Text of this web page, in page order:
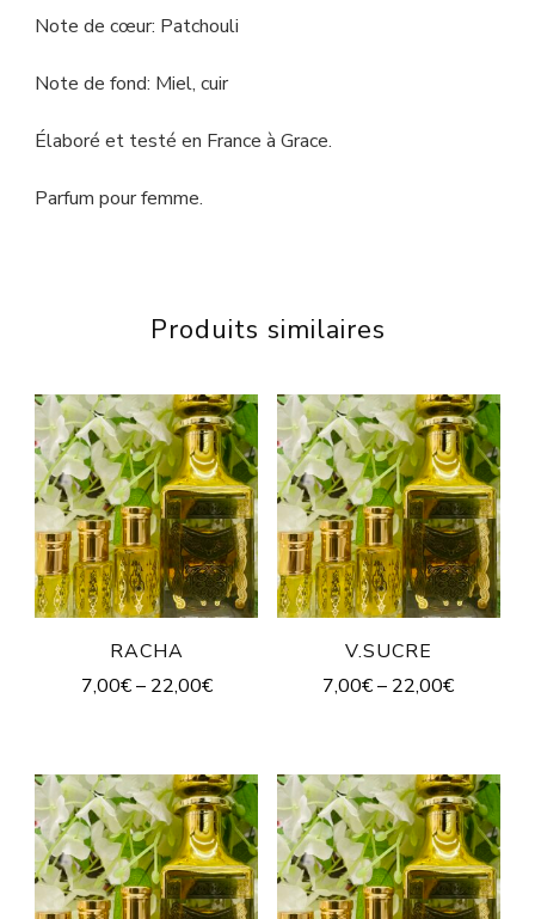
Note de cœur: Patchouli
Note de fond: Miel, cuir
Élaboré et testé en France à Grace.
Parfum pour femme.
Produits similaires
RACHA
7,00€– 22,00€
V.SUCRE
7,00€– 22,00€